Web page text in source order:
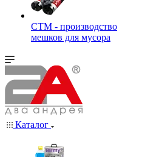
СТМ - производство
мешков для мусора
Каталог